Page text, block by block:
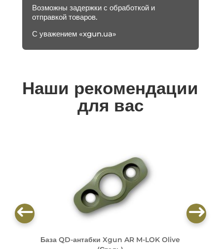
Возможны задержки с обработкой и
отправкой товаров.
С уважением «xgun.ua»
Наши рекомендации
для вас
База QD-антабки Xgun AR M-LOK Olive